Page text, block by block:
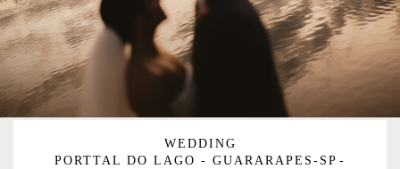
WEDDING
PORTTAL DO LAGO - GUARARAPES-SP